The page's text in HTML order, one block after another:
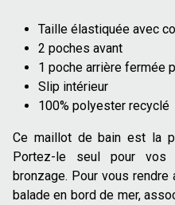
Taille élastiquée avec
2 poches avant
1 poche arrière fermée
Slip intérieur
100% polyester recyclé
Ce maillot de bain est la
Portez-le seul pour vos
bronzage. Pour vous rendre
balade en bord de mer,